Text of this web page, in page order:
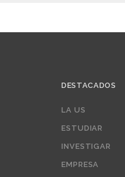
DESTACADOS
LA US
ESTUDIAR
INVESTIGAR
EMPRESA